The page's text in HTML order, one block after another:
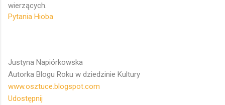
wierzących.
Pytania Hioba
Justyna Napiórkowska
Autorka Blogu Roku w dziedzinie Kultury
www.osztuce.blogspot.com
Udostępnij